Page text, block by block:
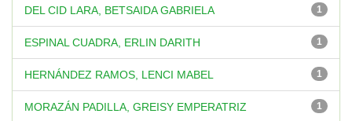
1
DEL CID LARA, BETSAIDA GABRIELA
1
ESPINAL CUADRA, ERLIN DARITH
1
HERNÁNDEZ RAMOS, LENCI MABEL
1
MORAZÁN PADILLA, GREISY EMPERATRIZ